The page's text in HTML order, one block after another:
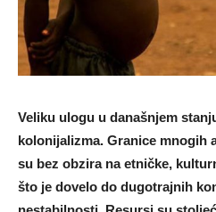
Veliku ulogu u današnjem
kolonijalizma. Granice mnogih
su bez obzira na etničke,
što je dovelo do dugotrajnih